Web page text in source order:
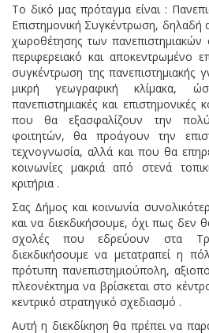
Το δικό μας πρόταγμα είναι :
Επιστημονική Συγκέντρωση, δηλαδή
χωροθέτησης των
περιφερειακό και αποκεντρωμένο
συγκέντρωση της πανεπιστημιακής
μικρή γεωγραφική κλίμακα,
πανεπιστημιακές και επιστημονικές
που θα εξασφαλίζουν την
φοιτητών, θα προάγουν την
τεχνογνωσία, αλλά και που θα
κοινωνίες μακριά από στενά
κριτήρια .
Σας Δήμος και κοινωνία
και να διεκδικήσουμε, όχι πως
σχολές που εδρεύουν στα
διεκδικήσουμε να μετατραπεί η
πρότυπη πανεπιστημιούπολη,
πλεονέκτημα να βρίσκεται στο
κεντρικό στρατηγικό σχεδιασμό .
Αυτή η διεκδίκηση θα πρέπει να